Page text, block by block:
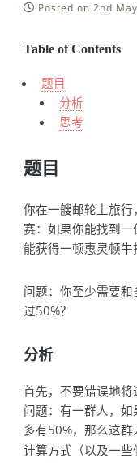
Posted on 2nd
Table of Contents
题目
分析
思考
题目
你在一艘邮轮上旅
赛：如果你能找到
能获得一顿惠灵顿牛
问题：你至少需要
过50%？
分析
首先，不要错误地
问题：有一群人，
多有50%，那么这
计算方式（以及一些